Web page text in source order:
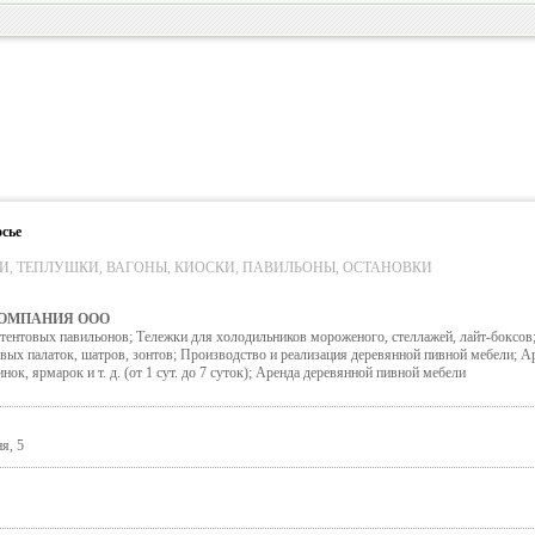
ТЕПЛУШКИ, ВАГОНЫ, КИОСКИ, ПАВИЛЬОНЫ, ОСТАНОВКИ
ООО
павильонов; Тележки для холодильников мороженого, стеллажей, лайт-боксов;
палаток, шатров, зонтов; Производство и реализация деревянной пивной мебели;
ярмарок и т. д. (от 1 сут. до 7 суток); Аренда деревянной пивной мебели
5